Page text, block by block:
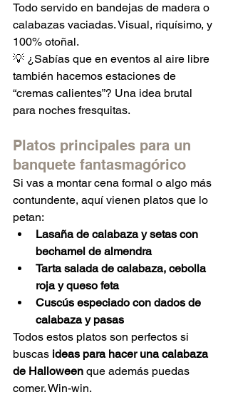
Todo servido en bandejas de madera o
calabazas vaciadas. Visual, riquísimo, y
100% otoñal.
💡 ¿Sabías que en eventos al aire libre
también hacemos estaciones de
“cremas calientes”? Una idea brutal
para noches fresquitas.
Platos principales para un
banquete fantasmagórico
Si vas a montar cena formal o algo más
contundente, aquí vienen platos que lo
petan:
Lasaña de calabaza y setas con
bechamel de almendra
Tarta salada de calabaza, cebolla
roja y queso feta
Cuscús especiado con dados de
calabaza y pasas
Todos estos platos son perfectos si
buscas ideas para hacer una calabaza
de Halloween que además puedas
comer. Win-win.